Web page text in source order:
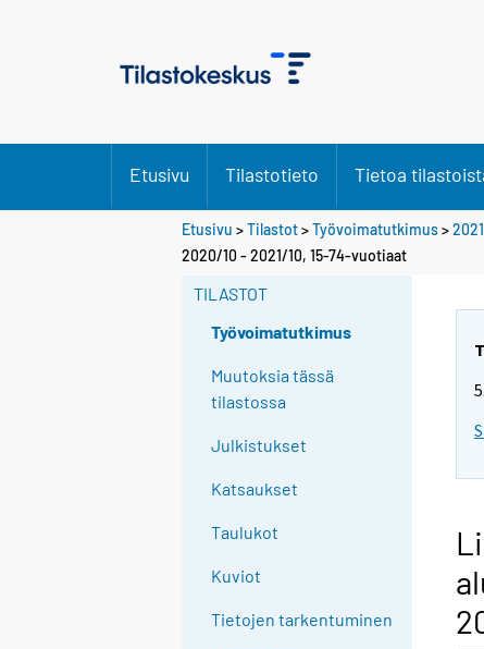
Etusivu Tilastotieto Tietoa
Etusivu >Tilastot>Työvoimatutkimus>2021
2020/10 - 2021/10, 15-74-vuotiaat
TILASTOT
Työvoimatutkimus
Muutoksia tässä
tilastossa
Julkistukset
Katsaukset
Taulukot
Kuviot
Tietojen tarkentuminen